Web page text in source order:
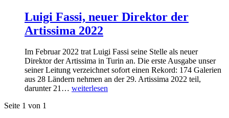
Luigi Fassi, neuer Direktor der
Artissima 2022
Im Februar 2022 trat Luigi Fassi seine Stelle als neuer
Direktor der Artissima in Turin an. Die erste Ausgabe unser
seiner Leitung verzeichnet sofort einen Rekord: 174 Galerien
aus 28 Ländern nehmen an der 29. Artissima 2022 teil,
darunter 21… weiterlesen
Seite 1 von 1